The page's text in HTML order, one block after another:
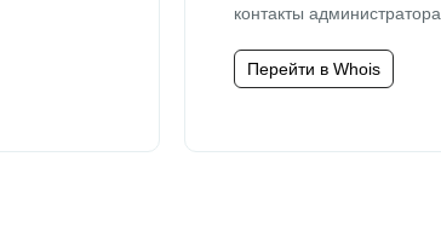
контакты администратора.
Перейти в Whois